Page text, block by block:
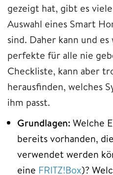
gezeigt hat, gibt es
Auswahl eines Smart
sind. Daher kann und es
perfekte für alle nie
Checkliste, kann aber
herausfinden, welches
ihm passt.
Grundlagen: Welche
bereits vorhanden,
verwendet werden
eine FRITZ!Box)?